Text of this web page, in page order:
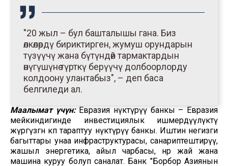
"20 жыл – бул башталышы гана. Биз
өлкөлөрдү бириктирген, жумуш орундарын
түзүүчү жана бүтүндөй тармактардын
өнүгүшүнө түрткү берүүчү долбоорлорду
колдоону улантабыз", – деп баса
белгиледи ал.
Маалымат үчүн:Евразия өнүктүрүү банкы – Евразия
мейкиндигинде инвестициялык ишмердүүлүктү
жүргүзгөн көп тараптуу өнүктүрүү банкы. Иштин негизги
багыттары унаа инфраструктурасы, санариптештирүү,
жашыл энергетика, айыл чарбасы, өнөр жай жана
машина куруу болуп саналат. Банк "Борбор Азиянын